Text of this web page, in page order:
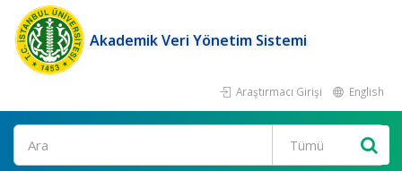
Akademik Veri Yönetim Sistemi
Araştırmacı Girişi English
Ara